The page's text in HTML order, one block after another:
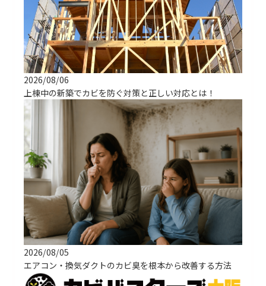
2026/08/06
上棟中の新築でカビを防ぐ対策と正しい対応とは！
2026/08/05
エアコン・換気ダクトのカビ臭を根本から改善する方法